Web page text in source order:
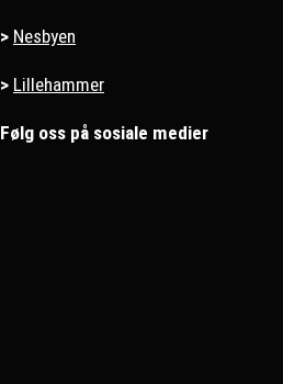
> Nesbyen
> Lillehammer
Følg oss på sosiale medier